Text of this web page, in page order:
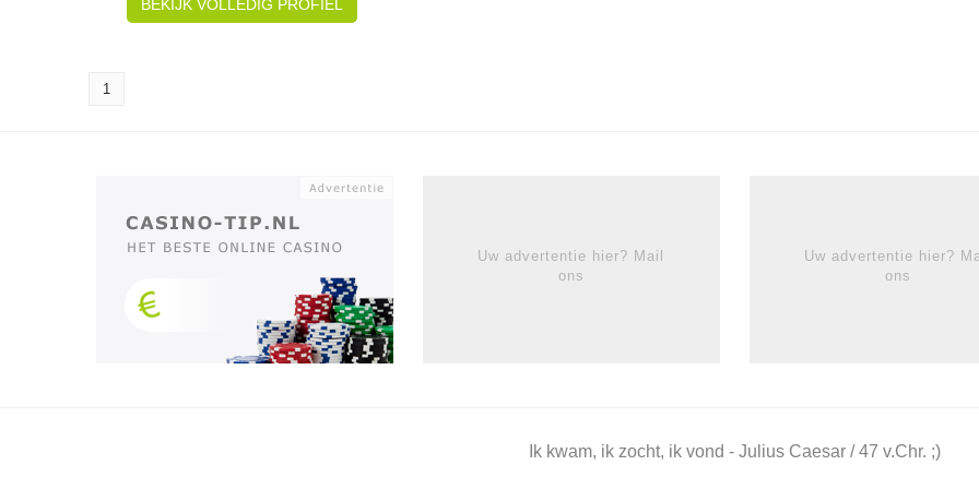
BEKIJK VOLLEDIG PROFIEL
1
Uw advertentie hier? Mail
ons
Uw advertentie hier?
ons
Ik kwam, ik zocht, ik vond - Julius Caesar / 47 v.Chr. ;)